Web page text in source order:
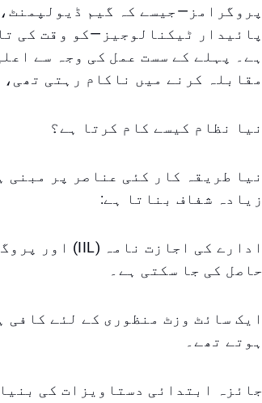
پروگرامز—جیسے کہ گیم
پائیدار ٹیکنالوجیز—کو وقت کی
ہے۔ پہلے کے سست عمل کی وجہ سے
مقابلہ کرنے میں ناکام رہتی تھی،
نیا نظام کیسے کام کرتا ہے؟
نیا طریقہ کار کئی عناصر پر مبنی
زیادہ شفاف بناتا ہے:
حاصل کی جا سکتی ہے۔
ایک سائٹ وزٹ منظوری کے لئے
ہوتے تھے۔
جائزہ ابتدائی دستاویزات کی